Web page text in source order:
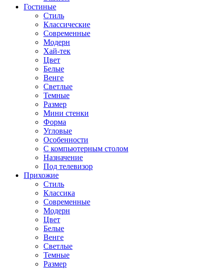
Гостиные
Стиль
Классические
Современные
Модерн
Хай-тек
Цвет
Белые
Венге
Светлые
Темные
Размер
Мини стенки
Форма
Угловые
Особенности
С компьютерным столом
Назначение
Под телевизор
Прихожие
Стиль
Классика
Современные
Модерн
Цвет
Белые
Венге
Светлые
Темные
Размер